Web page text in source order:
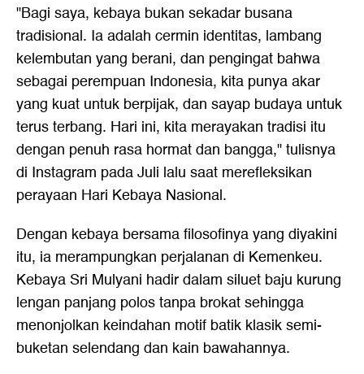
"Bagi saya, kebaya bukan sekadar busana
tradisional. Ia adalah cermin identitas, lambang
kelembutan yang berani, dan pengingat bahwa
sebagai perempuan Indonesia, kita punya akar
yang kuat untuk berpijak, dan sayap budaya untuk
terus terbang. Hari ini, kita merayakan tradisi itu
dengan penuh rasa hormat dan bangga," tulisnya
di Instagram pada Juli lalu saat merefleksikan
perayaan Hari Kebaya Nasional.
Dengan kebaya bersama filosofinya yang diyakini
itu, ia merampungkan perjalanan di Kemenkeu.
Kebaya Sri Mulyani hadir dalam siluet baju kurung
lengan panjang polos tanpa brokat sehingga
menonjolkan keindahan motif batik klasik semi-
buketan selendang dan kain bawahannya.